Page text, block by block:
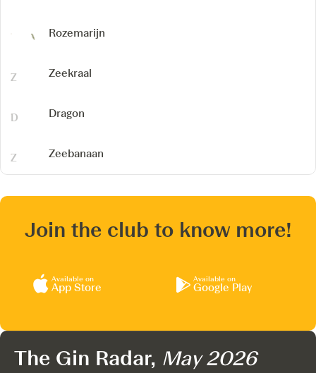
Rozemarijn
Zeekraal
Dragon
Zeebanaan
Join the club to know more!
Available on
App Store
Available on
Google Play
The Gin Radar, May 2026